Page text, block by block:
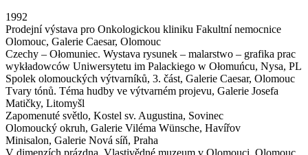
1992
Prodejní výstava pro Onkologickou kliniku Fakultní nemocnice
Olomouc, Galerie Caesar, Olomouc
Czechy – Ołomuniec. Wystava rysunek – malarstwo – grafika prac
wykładowców Uniwersytetu im Palackiego w Ołomuńcu, Nysa, PL
Spolek olomouckých výtvarníků, 3. část, Galerie Caesar, Olomouc
Tvary tónů. Téma hudby ve výtvarném projevu, Galerie Josefa
Matičky, Litomyšl
Zapomenuté světlo, Kostel sv. Augustina, Sovinec
Olomoucký okruh, Galerie Viléma Wünsche, Havířov
Minisalon, Galerie Nová síň, Praha
V dimenzích prázdna, Vlastivědné muzeum v Olomouci, Olomouc